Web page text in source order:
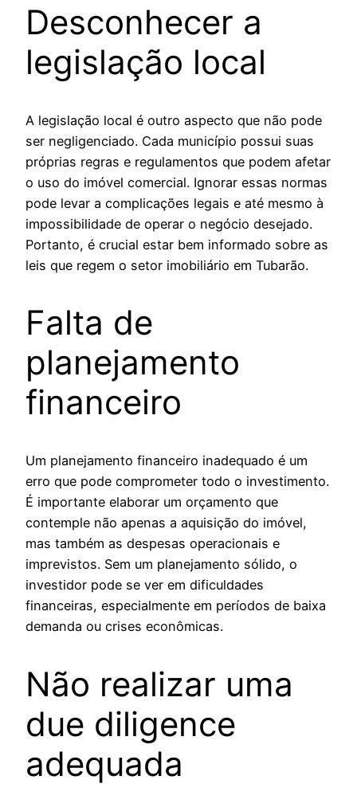
Desconhecer a
legislação local
A legislação local é outro aspecto que não pode
ser negligenciado. Cada município possui suas
próprias regras e regulamentos que podem afetar
o uso do imóvel comercial. Ignorar essas normas
pode levar a complicações legais e até mesmo à
impossibilidade de operar o negócio desejado.
Portanto, é crucial estar bem informado sobre as
leis que regem o setor imobiliário em Tubarão.
Falta de
planejamento
financeiro
Um planejamento financeiro inadequado é um
erro que pode comprometer todo o investimento.
É importante elaborar um orçamento que
contemple não apenas a aquisição do imóvel,
mas também as despesas operacionais e
imprevistos. Sem um planejamento sólido, o
investidor pode se ver em dificuldades
financeiras, especialmente em períodos de baixa
demanda ou crises econômicas.
Não realizar uma
due diligence
adequada